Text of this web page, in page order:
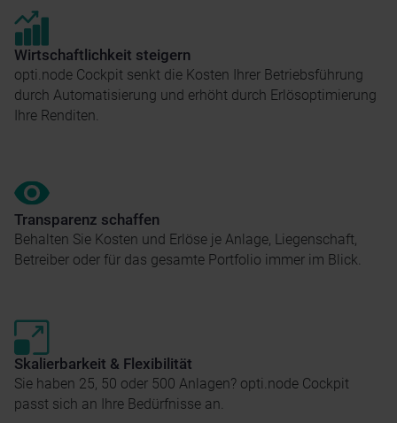
Wirtschaftlichkeit steigern
opti.node Cockpit senkt die Kosten Ihrer Betriebsführung
durch Automatisierung und erhöht durch Erlösoptimierung
Ihre Renditen.
Transparenz schaffen
Behalten Sie Kosten und Erlöse je Anlage, Liegenschaft,
Betreiber oder für das gesamte Portfolio immer im Blick.
Skalierbarkeit & Flexibilität
Sie haben 25, 50 oder 500 Anlagen? opti.node Cockpit
passt sich an Ihre Bedürfnisse an. ​